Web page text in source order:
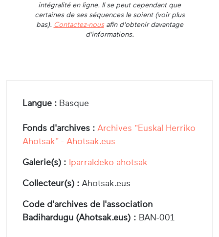
intégralité en ligne. Il se peut cependant que
certaines de ses séquences le soient (voir plus
bas). Contactez-nousafin d'obtenir davantage
d'informations.
Langue : Basque
Fonds d'archives : Archives "Euskal Herriko
Ahotsak" - Ahotsak.eus
Galerie(s) : Iparraldeko ahotsak
Collecteur(s) : Ahotsak.eus
Code d'archives de l'association
Badihardugu (Ahotsak.eus) : BAN-001